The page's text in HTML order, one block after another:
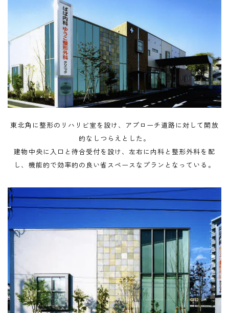
東北角に整形のリハリビ室を設け、アプローチ道路に対して開放
的なしつらえとした。
建物中央に入口と待合受付を設け、左右に内科と整形外科を配
し、機能的で効率的の良い省スペースなプランとなっている。